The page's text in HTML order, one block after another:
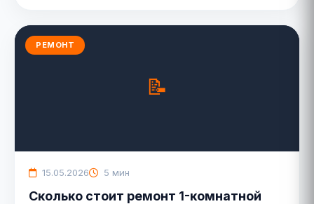
РЕМОНТ
15.05.2026 5 мин
Сколько стоит ремонт 1-комнатной